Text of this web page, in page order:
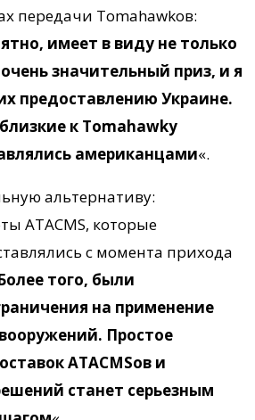
передачи Tomahawkов:
имеет в виду не только
значительный приз, и я
предоставлению Украине.
к Tomahawkу
американцами«.
альтернативу:
ATACMS, которые
с момента прихода
того, были
на применение
Простое
ATACMSов и
станет серьезным